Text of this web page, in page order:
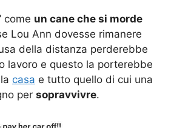
come un cane che si morde
Lou Ann dovesse rimanere
della distanza perderebbe
lavoro e questo la porterebbe
casa e tutto quello di cui una
per sopravvivre.